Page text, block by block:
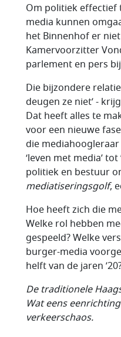
Om politiek effectief
media kunnen
het Binnenhof er
Kamervoorzitter
parlement en pers
Die bijzondere
deugen ze niet’ -
Dat heeft alles te
voor een nieuwe fase
die
‘leven met media’ tot
politiek en bestuur
mediatiseringsgolf,
Hoe heeft zich die
Welke rol hebben
gespeeld? Welke
burger-media
helft van de jaren
De traditionele
Wat eens
verkeerschaos.